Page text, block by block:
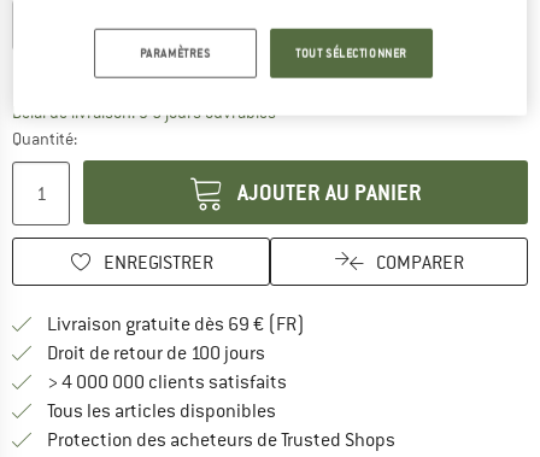
M L XL XXL
Délai de livraison: 3-5 jours ouvrablesLe lien s'ouvre dans une boîte
Quantité:
AJOUTER AU PANIER
ENREGISTRER COMPARER
Livraison gratuite dès 69 € (FR)
Droit de retour de 100 jours
> 4 000 000 clients satisfaits
Tous les articles disponibles
Protection des acheteurs de Trusted Shops
PARAMÈTRES TOUT SÉLECTIONNER